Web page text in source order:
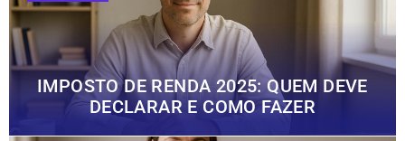
IMPOSTO DE RENDA 2025: QUEM DEVE
DECLARAR E COMO FAZER